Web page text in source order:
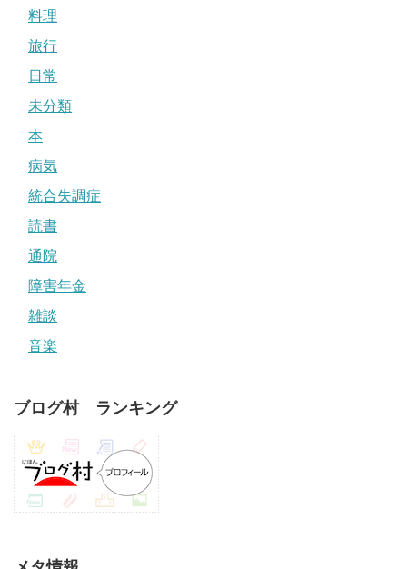
料理
旅行
日常
未分類
本
病気
統合失調症
読書
通院
障害年金
雑談
音楽
ブログ村 ランキング